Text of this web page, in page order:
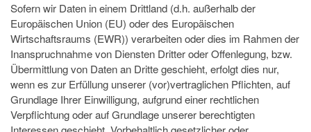
Sofern wir Daten in einem Drittland (d.h. außerhalb der
Europäischen Union (EU) oder des Europäischen
Wirtschaftsraums (EWR)) verarbeiten oder dies im Rahmen der
Inanspruchnahme von Diensten Dritter oder Offenlegung, bzw.
Übermittlung von Daten an Dritte geschieht, erfolgt dies nur,
wenn es zur Erfüllung unserer (vor)vertraglichen Pflichten, auf
Grundlage Ihrer Einwilligung, aufgrund einer rechtlichen
Verpflichtung oder auf Grundlage unserer berechtigten